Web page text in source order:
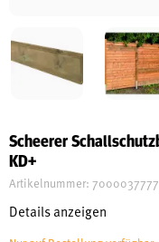
Shop
Infos
Scheerer
KD+
Artikelnummer: 7000037777
Details anzeigen